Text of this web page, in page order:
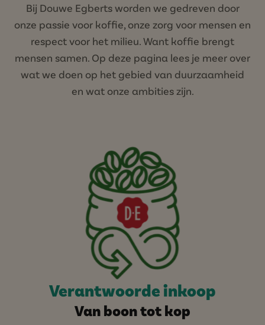
Bij Douwe Egberts worden we gedreven door
onze passie voor koffie, onze zorg voor mensen en
respect voor het milieu. Want koffie brengt
mensen samen. Op deze pagina lees je meer over
wat we doen op het gebied van duurzaamheid
en wat onze ambities zijn.
Verantwoorde inkoop
Van boon tot kop